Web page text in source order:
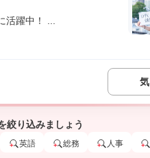
躍中！ ...
絞り込みましょう
英語 総務 人事